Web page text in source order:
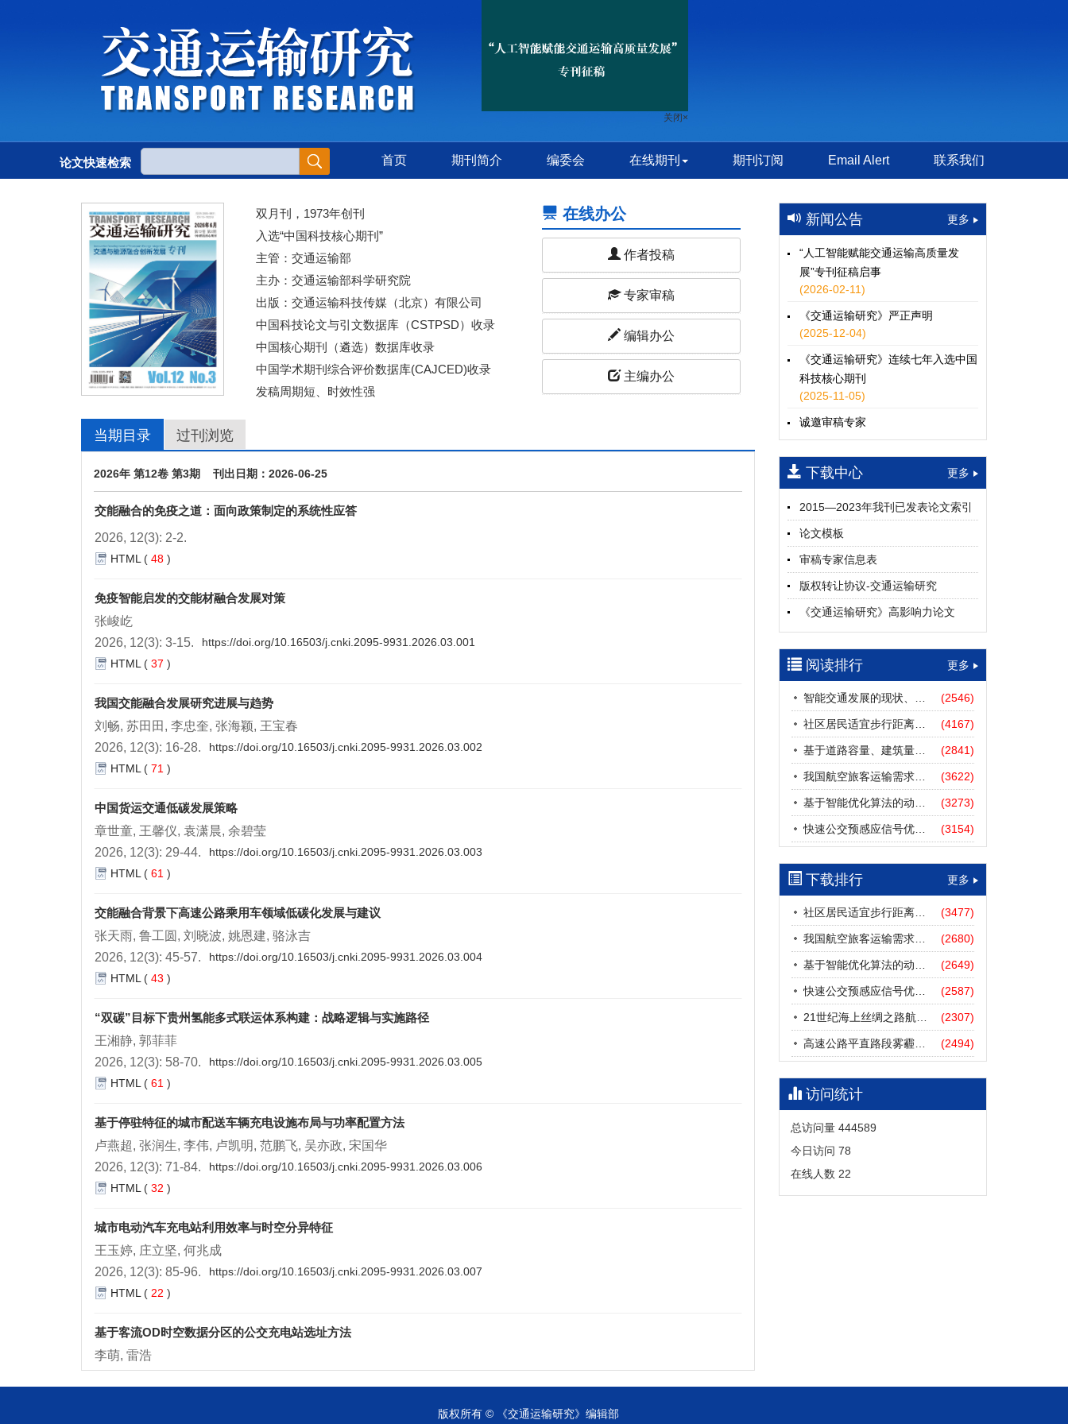
论文快速检索 首页 期刊简介 编委会 在线期刊 期刊订阅 Email Alert 联系我们
双月刊，1973年创刊
入选“中国科技核心期刊”
主管：交通运输部
主办：交通运输部科学研究院
出版：交通运输科技传媒（北京）有限公司
中国科技论文与引文数据库（CSTPSD）收录
中国核心期刊（遴选）数据库收录
中国学术期刊综合评价数据库(CAJCED)收录
发稿周期短、时效性强
在线办公
作者投稿
专家审稿
编辑办公
主编办公
当期目录 过刊浏览
2026年 第12卷 第3期 刊出日期：2026-06-25
交能融合的免疫之道：面向政策制定的系统性应答
2026, 12(3): 2-2.
HTML ( 48 )
免疫智能启发的交能材融合发展对策
张峻屹
2026, 12(3): 3-15.
https://doi.org/10.16503/j.cnki.2095-9931.2026.03.001
HTML ( 37 )
我国交能融合发展研究进展与趋势
刘畅, 苏田田, 李忠奎, 张海颖, 王宝春
2026, 12(3): 16-28.
https://doi.org/10.16503/j.cnki.2095-9931.2026.03.002
HTML ( 71 )
中国货运交通低碳发展策略
章世童, 王馨仪, 袁潇晨, 余碧莹
2026, 12(3): 29-44.
https://doi.org/10.16503/j.cnki.2095-9931.2026.03.003
HTML ( 61 )
交能融合背景下高速公路乘用车领域低碳化发展与建议
张天雨, 鲁工圆, 刘晓波, 姚恩建, 骆泳吉
2026, 12(3): 45-57.
https://doi.org/10.16503/j.cnki.2095-9931.2026.03.004
HTML ( 43 )
“双碳”目标下贵州氢能多式联运体系构建：战略逻辑与实施路径
王湘静, 郭菲菲
2026, 12(3): 58-70.
https://doi.org/10.16503/j.cnki.2095-9931.2026.03.005
HTML ( 61 )
基于停驻特征的城市配送车辆充电设施布局与功率配置方法
卢燕超, 张润生, 李伟, 卢凯明, 范鹏飞, 吴亦政, 宋国华
2026, 12(3): 71-84.
https://doi.org/10.16503/j.cnki.2095-9931.2026.03.006
HTML ( 32 )
城市电动汽车充电站利用效率与时空分异特征
王玉婷, 庄立坚, 何兆成
2026, 12(3): 85-96.
https://doi.org/10.16503/j.cnki.2095-9931.2026.03.007
HTML ( 22 )
基于客流OD时空数据分区的公交充电站选址方法
李萌, 雷浩
新闻公告 更多
“人工智能赋能交通运输高质量发
展”专刊征稿启事
(2026-02-11)
《交通运输研究》严正声明
(2025-12-04)
《交通运输研究》连续七年入选中国
科技核心期刊
(2025-11-05)
诚邀审稿专家
(2024-04-25)
下载中心 更多
2015—2023年我刊已发表论文索引
论文模板
审稿专家信息表
版权转让协议-交通运输研究
《交通运输研究》高影响力论文
（2012—2022）
参考文献及常用法定计量单位样例
中英文摘要撰写规范及样例
阅读排行 更多
(2546)
社区居民适宜步行距离阈值研究 (4167)
基于道路容量、建筑量、汽车保有量的拥堵指数敏感性分析 (2841)
我国航空旅客运输需求预测——基于计量经济学与系统动力学组合模型 (3622)
(3273)
快速公交预感应信号优先协调控制策略 (3154)
下载排行 更多
社区居民适宜步行距离阈值研究 (3477)
我国航空旅客运输需求预测——基于计量经济学与系统动力学组合模型 (2680)
(2649)
快速公交预感应信号优先协调控制策略 (2587)
(2307)
高速公路平直路段雾霾天气下的IDM跟驰模型分析 (2494)
访问统计
总访问量 444589
今日访问 78
在线人数 22
版权所有 © 《交通运输研究》编辑部